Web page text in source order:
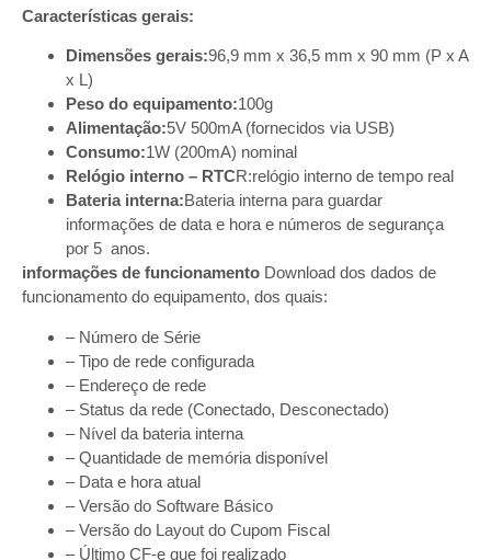
Características gerais:
Dimensões gerais:96,9 mm x 36,5 mm x 90 mm (P x A
x L)
Peso do equipamento:100g
Alimentação:5V 500mA (fornecidos via USB)
Consumo:1W (200mA) nominal
Relógio interno – RTCR:relógio interno de tempo real
Bateria interna:Bateria interna para guardar
informações de data e hora e números de segurança
por 5 anos.
informações de funcionamento Download dos dados de
funcionamento do equipamento, dos quais:
– Número de Série
– Tipo de rede configurada
– Endereço de rede
– Status da rede (Conectado, Desconectado)
– Nível da bateria interna
– Quantidade de memória disponível
– Data e hora atual
– Versão do Software Básico
– Versão do Layout do Cupom Fiscal
– Último CF-e que foi realizado